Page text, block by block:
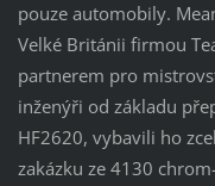
pouze automobily.
Velké Británii firmou
partnerem pro
inženýři od základu
HF2620, vybavili ho
zakázku ze 4130